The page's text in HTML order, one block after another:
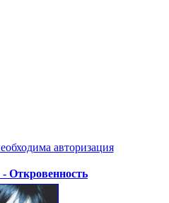
авторизация
Откровенность